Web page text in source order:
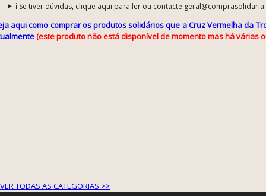
ℹ️ Se tiver dúvidas, clique aqui para ler ou contacte
aqui como comprar os produtos solidários que a Cruz Vermelha da
(este produto não está disponível de momento mas há várias
VER TODAS AS CATEGORIAS >>